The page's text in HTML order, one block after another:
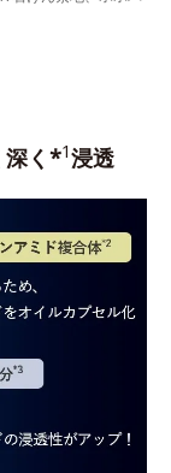
深く*1浸透